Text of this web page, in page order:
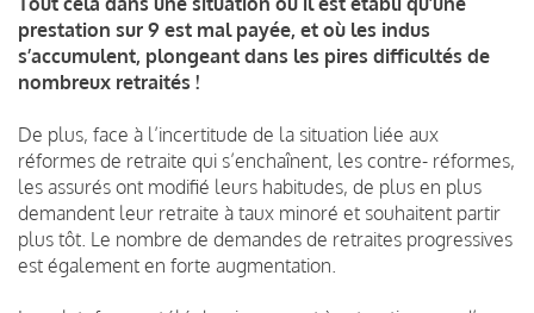
prestation sur 9 est mal payée, et où les indus
s’accumulent, plongeant dans les pires difficultés de
nombreux retraités !
De plus, face à l’incertitude de la situation liée aux
réformes de retraite qui s’enchaînent, les contre- réformes,
les assurés ont modifié leurs habitudes, de plus en plus
demandent leur retraite à taux minoré et souhaitent partir
plus tôt. Le nombre de demandes de retraites progressives
est également en forte augmentation.